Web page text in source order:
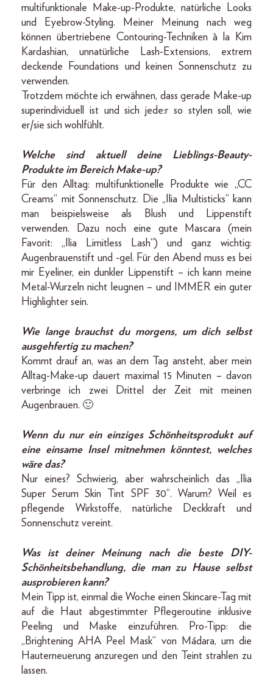
multifunktionale Make-up-Produkte, natürliche Looks
und Eyebrow-­Styling. Meiner Meinung nach weg
können übertriebene Contouring-Techniken à la Kim
Kardashian, unnatürliche Lash-Extensions, extrem
deckende Foundations und keinen Sonnenschutz zu
verwenden.
Trotzdem möchte ich erwähnen, dass gerade Make-up
superindividuell ist und sich jede:r so stylen soll, wie
er/sie sich wohlfühlt.
Welche sind aktuell deine Lieblings-­­Beauty-
Produkte im Bereich Make-up?
Für den Alltag: multifunktionelle Produkte wie „CC
Creams“ mit Sonnenschutz. Die „Ilia Multisticks“ kann
man beispielsweise als Blush und Lippenstift
verwenden. Dazu noch eine gute Mascara (mein
Favorit: „Ilia Limitless Lash“) und ganz wichtig:
Augenbrauenstift und -gel. Für den Abend muss es bei
mir Eyeliner, ein dunkler Lippenstift – ich kann meine
Metal-Wurzeln nicht leugnen – und ­IMMER ein guter
Highlighter sein.
Wie lange brauchst du morgens, um dich selbst
ausgehfertig zu machen?
Kommt drauf an, was an dem Tag ansteht, aber mein
Alltag-Make-up dauert maximal 15 Minuten – davon
verbringe ich zwei Drittel der Zeit mit meinen
Augenbrauen. 🙂
Wenn du nur ein einziges Schönheitsprodukt auf
eine einsame Insel mitnehmen könntest, welches
wäre das?
Nur eines? Schwierig, aber wahrscheinlich das „Ilia
Super Serum Skin Tint SPF 30“. Warum? Weil es
pflegende Wirkstoffe, natürliche Deckkraft und
Sonnenschutz vereint.
Was ist deiner Meinung nach die beste DIY-
Schönheitsbehandlung, die man zu Hause selbst
ausprobieren kann?
Mein Tipp ist, einmal die Woche einen Skincare-Tag mit
auf die Haut abgestimmter Pflegeroutine inklusive
Peeling und Maske einzuführen. Pro-Tipp: die
„Brightening AHA Peel Mask“ von Mádara, um die
Hauterneuerung anzuregen und den Teint strahlen zu
lassen.